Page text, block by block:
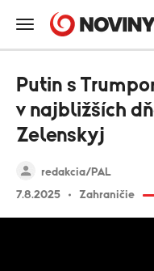
redakcia/PAL
7.8.2025
Zahraničie
Putin s
v najbližších
Zelenskyj